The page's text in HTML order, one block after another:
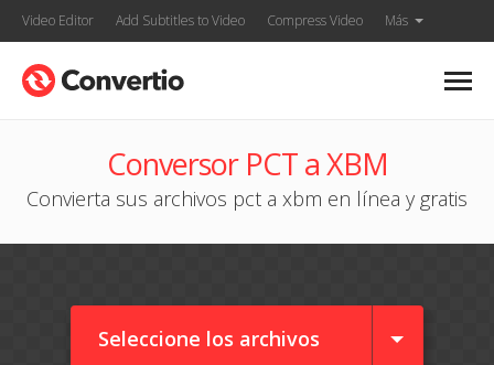
Video Editor Add Subtitles to Video Compress Video Más
Conversor PCT a XBM
Convierta sus archivos pct a xbm en línea y gratis
Seleccione los archivos